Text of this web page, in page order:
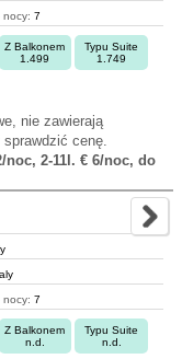
nocy: 7
Z Balkonem
1.499
Typu Suite
1.749
nie zawierają
cenę.
noc, 2-11l. € 6/noc, do
nocy: 7
Z Balkonem
n.d.
Typu Suite
n.d.